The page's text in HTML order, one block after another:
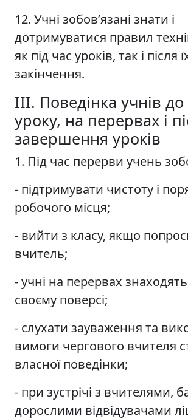
12. Учні зобов’язані знати і
дотримуватися правил
як під час уроків, так і після
закінчення.
ІІІ. Поведінка учнів
уроку, на перервах і
завершення уроків
1. Під час перерви учень
- підтримувати чистоту і
робочого місця;
- вийти з класу, якщо
вчитель;
- учні на перервах
своєму поверсі;
- слухати зауваження та
вимоги чергового вчителя
власної поведінки;
- при зустрічі з вчителями,
дорослими відвідувачами